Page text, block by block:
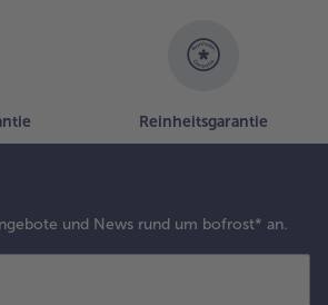
Reinheitsgarantie
und News rund um bofrost* an.